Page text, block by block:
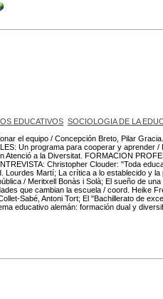
EDUCATIVOS SOCIOLOGIA DE LA
el equipo / Concepción Breto, Pilar
Un programa para cooperar y aprender /
a la Diversitat. FORMACION
Christopher Clouder: "Toda
Lourdes Martí; La crítica a lo establecido y la
/ Meritxell Bonàs i Solà; El sueño de
que cambian la escuela / coord. Heike
Sabé, Antoni Tort; El "Bachillerato de
educativo alemán: formación dual y